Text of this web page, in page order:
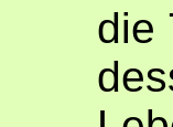
die